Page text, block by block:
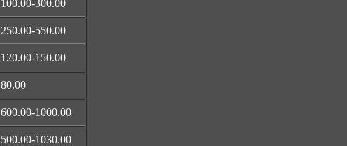
100.00-300.00
250.00-550.00
120.00-150.00
80.00
600.00-1000.00
500.00-1030.00